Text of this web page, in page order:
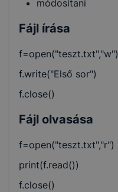
módosítani
Fájl írása
f=open("teszt.txt","w")
f.write("Első sor")
f.close()
Fájl olvasása
f=open("teszt.txt","r")
print(f.read())
f.close()